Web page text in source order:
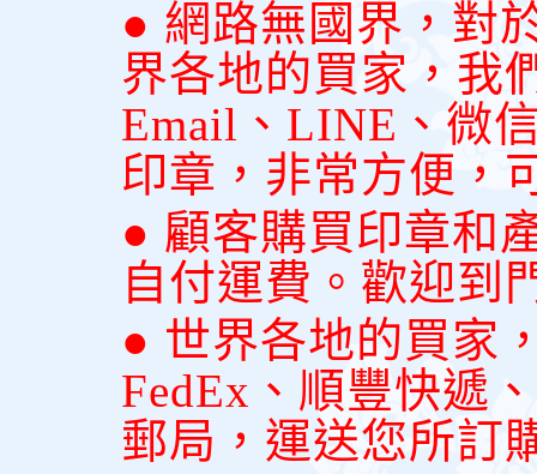
● 網路無國界，對
界各地的買家，我
Email、LINE、微
印章，非常方便，
● 顧客購買印章和
自付運費。歡迎到
● 世界各地的買家
FedEx、順豐快遞
郵局，運送您所訂